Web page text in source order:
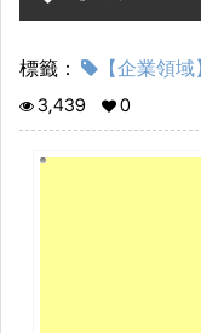
化的服務方案，不但能
標籤：
【企業領
3,439
0